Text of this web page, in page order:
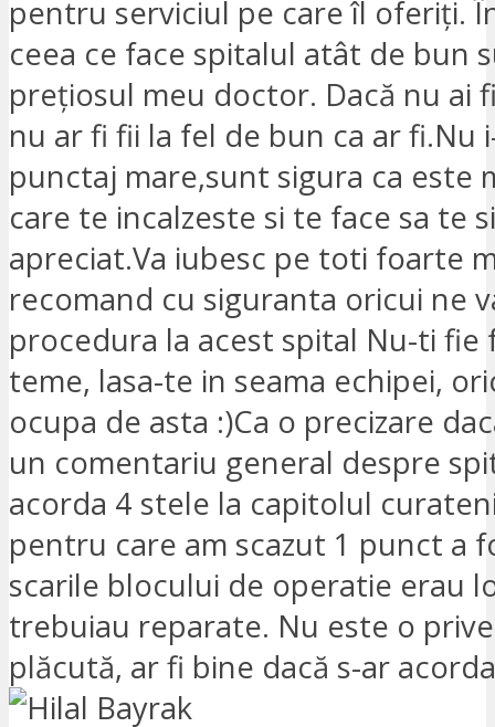
pentru serviciul pe care îl oferiți.
ceea ce face spitalul atât de bun
prețiosul meu doctor. Dacă nu ai
nu ar fi fii la fel de bun ca ar fi.Nu
punctaj mare,sunt sigura ca este
care te incalzeste si te face sa te
apreciat.Va iubesc pe toti foarte
recomand cu siguranta oricui ne
procedura la acest spital Nu-ti fie
teme, lasa-te in seama echipei,
ocupa de asta :)Ca o precizare
un comentariu general despre
acorda 4 stele la capitolul
pentru care am scazut 1 punct a
scarile blocului de operatie erau
trebuiau reparate. Nu este o
plăcută, ar fi bine dacă s-ar